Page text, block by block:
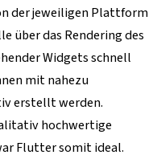
der jeweiligen Plattform
über das Rendering des
Widgets schnell
mit nahezu
erstellt werden.
hochwertige
Flutter somit ideal.